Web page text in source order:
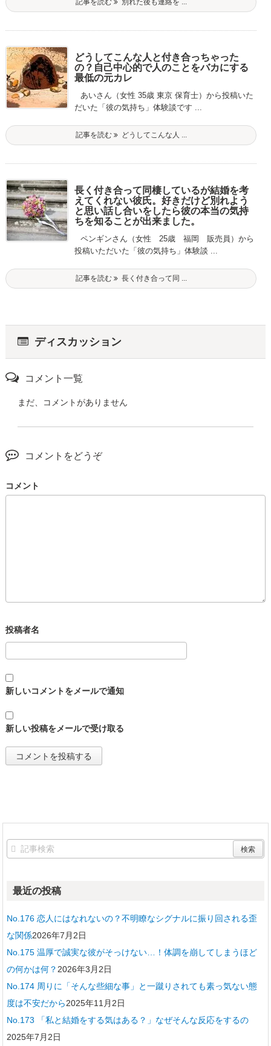
記事を読む 別れた後も連絡を ...
どうしてこんな人と付き合っちゃった
の？自己中心的で人のことをバカにする
最低の元カレ
あいさん（女性 35歳 東京 保育士）から投稿いた
だいた「彼の気持ち」体験談です ...
記事を読む どうしてこんな人 ...
長く付き合って同棲しているが結婚を考
えてくれない彼氏。好きだけど別れよう
と思い話し合いをしたら彼の本当の気持
ちを知ることが出来ました。
ペンギンさん（女性 25歳 福岡 販売員）から
投稿いただいた「彼の気持ち」体験談 ...
記事を読む 長く付き合って同 ...
ディスカッション
コメント一覧
まだ、コメントがありません
コメントをどうぞ
コメント
新しいコメントをメールで通知
新しい投稿をメールで受け取る
最近の投稿
No.176 恋人にはなれないの？不明瞭なシグナルに振り回される歪
な関係2026年7月2日
No.175 温厚で誠実な彼がそっけない…！体調を崩してしまうほど
の何かは何？2026年3月2日
No.174 周りに「そんな些細な事」と一蹴りされても素っ気ない態
度は不安だから2025年11月2日
No.173 「私と結婚をする気はある？」なぜそんな反応をするの
2025年7月2日